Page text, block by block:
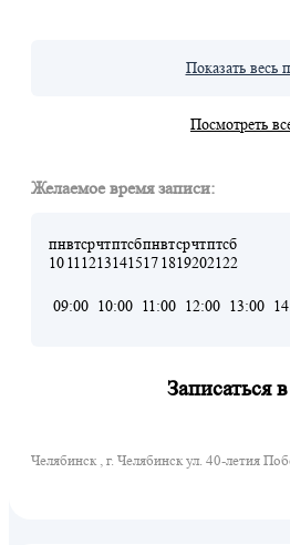
Показать весь
Посмотреть
Желаемое время записи:
пн
10
вт
11
ср
12
чт
13
пт
14
сб
15
пн
17
вт
18
ср
19
чт
20
пт
21
сб
22
09:00 10:00 11:00 12:00 13:00
Записаться
Челябинск , г. Челябинск ул. 40-летия